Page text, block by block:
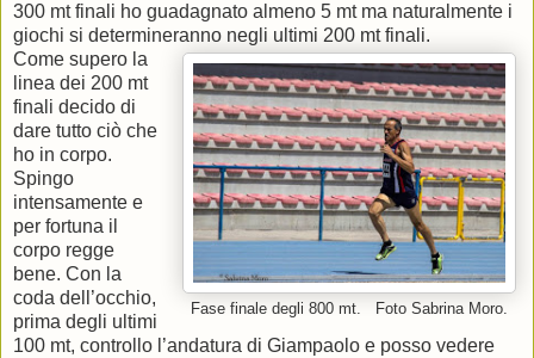
300 mt finali ho guadagnato almeno 5 mt ma naturalmente i
giochi si determineranno negli ultimi 200 mt finali.
Fase finale degli 800 mt. Foto Sabrina Moro.
Come supero la
linea dei 200 mt
finali decido di
dare tutto ciò che
ho in corpo.
Spingo
intensamente e
per fortuna il
corpo regge
bene. Con la
coda dell’occhio,
prima degli ultimi
100 mt, controllo l’andatura di Giampaolo e posso vedere